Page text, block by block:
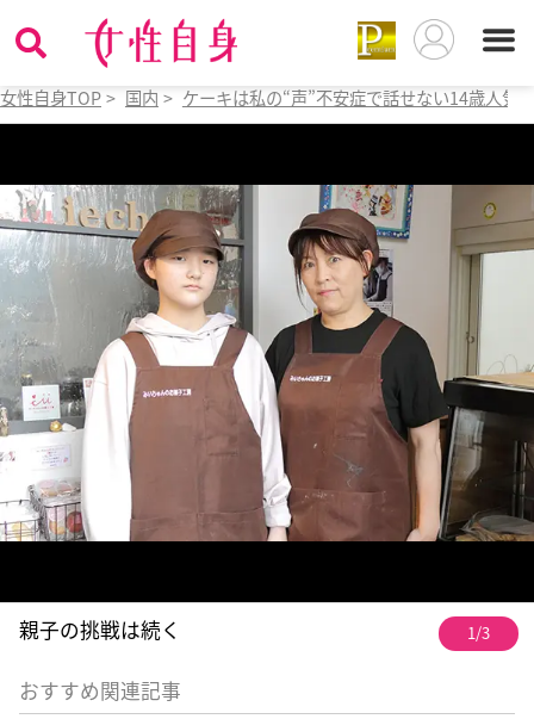
女性自身TOP > 国内 > ケーキは私の“声”不安症で話せない14歳人気
親子の挑戦は続く 1/3
おすすめ関連記事